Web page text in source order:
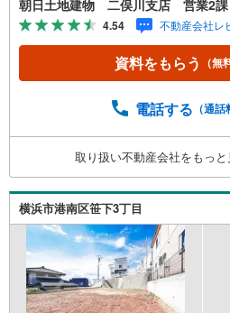
るためにONとOFFを切り替
せマイホームを！■ 住宅ロー
選びはフィーリングも大切
じてみましょう。営業スタ
そうですが住まい選びはフ
情報ですお客様のこだわり
時にはお車の無料提携駐車場
タッフまでお問合せくださ
パー、ドラックストア等の
件レポート」お渡します■他
自宅や指定場所から無料送迎
朝日土地建物 二俣川支店 営業2課
4.54 不動産会社レ
資料をもらう （無
電話する （通話
取り扱い不動産会社をもっと
横浜市港南区笹下3丁目